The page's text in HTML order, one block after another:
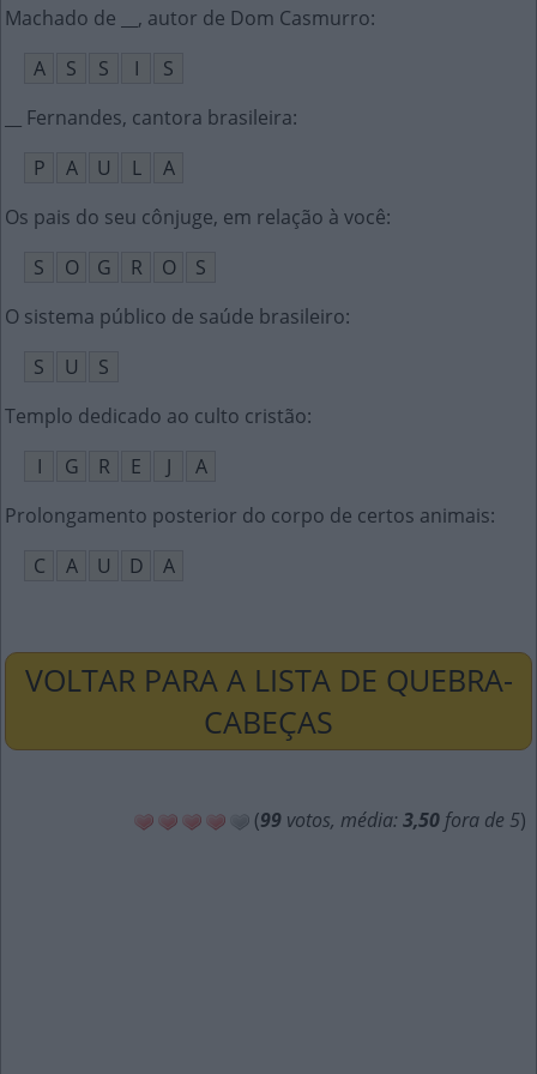
Machado de __, autor de Dom Casmurro:
A
S S I
S
__ Fernandes, cantora brasileira:
P
A U L
A
Os pais do seu cônjuge, em relação à você:
S
O G R O
S
O sistema público de saúde brasileiro:
S
U
S
Templo dedicado ao culto cristão:
I
G R E J
A
Prolongamento posterior do corpo de certos animais:
C
A U D A
VOLTAR PARA A LISTA DE QUEBRA-
CABEÇAS
(99 votos, média: 3,50 fora de 5)